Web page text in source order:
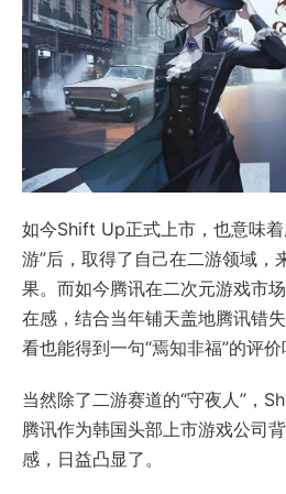
如今Shift Up正式上市，也意味着
游”后，取得了自己在二游领域，
果。而如今腾讯在二次元游戏市
在感，结合当年铺天盖地腾讯错
看也能得到一句“焉知非福”的评价
当然除了二游赛道的“守夜人”，
腾讯作为韩国头部上市游戏公司
感，日益凸显了。